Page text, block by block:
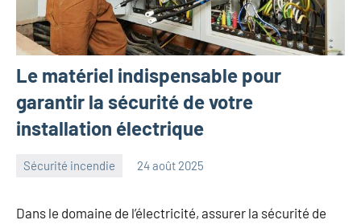
Le matériel indispensable pour
garantir la sécurité de votre
installation électrique
Sécurité incendie 24 août 2025
Dans le domaine de l’électricité, assurer la sécurité de